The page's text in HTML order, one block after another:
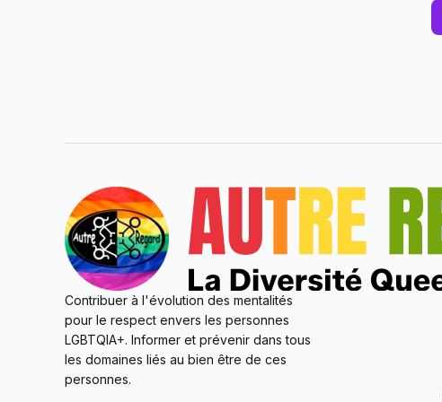
Contribuer à l'évolution des mentalités
pour le respect envers les personnes
LGBTQIA+. Informer et prévenir dans tous
les domaines liés au bien être de ces
personnes.